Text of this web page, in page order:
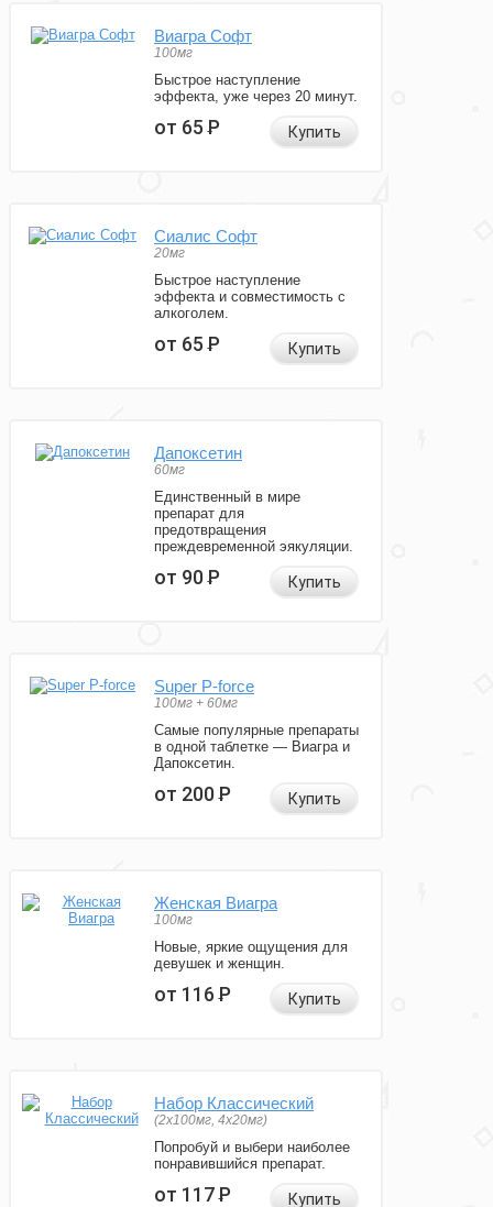
Виагра Софт
100мг
Быстрое наступление
эффекта, уже через 20 минут.
от 65Р Купить
Сиалис Софт
20мг
Быстрое наступление
эффекта и совместимость с
алкоголем.
от 65Р Купить
Дапоксетин
60мг
Единственный в мире
препарат для
предотвращения
преждевременной эякуляции.
от 90Р Купить
Super P-force
100мг + 60мг
Самые популярные препараты
в одной таблетке — Виагра и
Дапоксетин.
от 200Р Купить
Женская Виагра
100мг
Новые, яркие ощущения для
девушек и женщин.
от 116Р Купить
Набор Классический
(2x100мг, 4x20мг)
Попробуй и выбери наиболее
понравившийся препарат.
от 117Р Купить